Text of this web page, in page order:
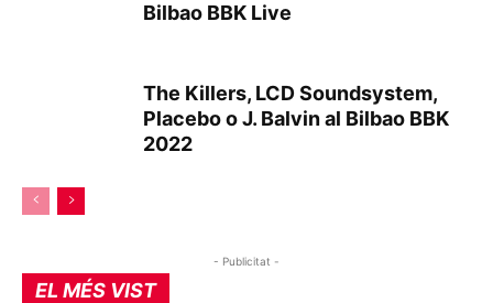
Bilbao BBK Live
The Killers, LCD Soundsystem,
Placebo o J. Balvin al Bilbao BBK
2022
- Publicitat -
EL MÉS VIST